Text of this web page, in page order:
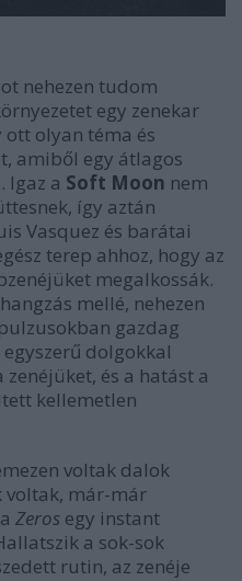
nehezen tudom
egy zenekar
ott olyan téma és
amiből egy átlagos
Igaz a Soft Moon nem
így aztán
Vasquez és barátai
terep ahhoz, hogy az
megalkossák.
mellé, nehezen
gazdag
dolgokkal
és a hatást a
kellemetlen
voltak dalok
voltak, már-már
Zeros egy instant
a sok-sok
rutin, az zenéje